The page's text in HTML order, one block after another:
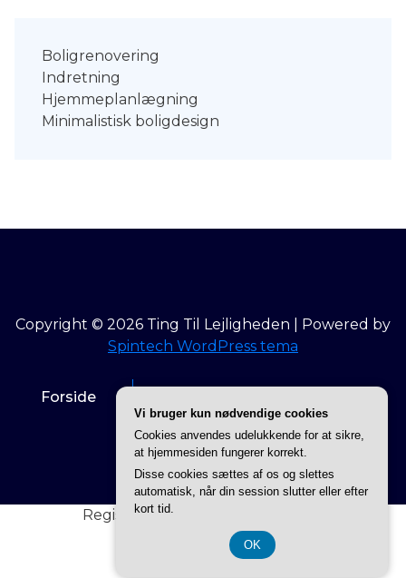
Boligrenovering
Indretning
Hjemmeplanlægning
Minimalistisk boligdesign
Copyright © 2026 Ting Til Lejligheden | Powered by
Spintech WordPress tema
Forside
Privatlivspolitik
Registreringsnummer 3740 7739
Vi bruger kun nødvendige cookies
Cookies anvendes udelukkende for at sikre,
at hjemmesiden fungerer korrekt.
Disse cookies sættes af os og slettes
automatisk, når din session slutter eller efter
kort tid.
OK